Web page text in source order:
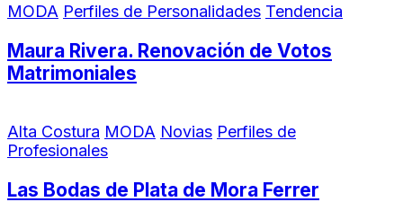
MODA Perfiles de Personalidades Tendencia
Maura Rivera. Renovación de Votos
Matrimoniales
Alta Costura MODA Novias Perfiles de
Profesionales
Las Bodas de Plata de Mora Ferrer